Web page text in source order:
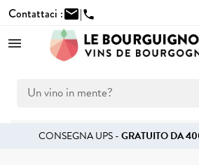
Contattaci :mail|phone
CONSEGNA UPS -GRATUITO DA